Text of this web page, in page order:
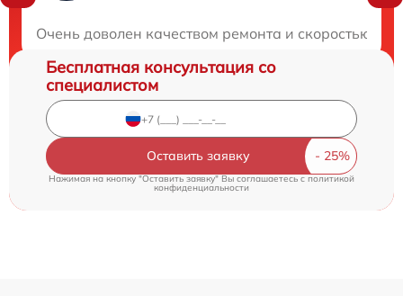
Очень доволен качеством ремонта и скоростью
Бесплатная консультация со
специалистом
Оставить заявку
Нажимая на кнопку "Оставить заявку" Вы соглашаетесь c политикой
конфиденциальности